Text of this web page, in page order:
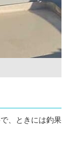
、ときには釣果